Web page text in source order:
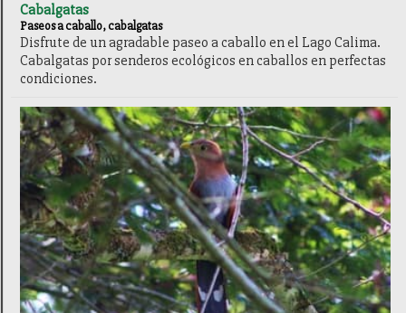
Cabalgatas
Paseos a caballo, cabalgatas
Disfrute de un agradable paseo a caballo en el Lago Calima.
Cabalgatas por senderos ecológicos en caballos en perfectas
condiciones.